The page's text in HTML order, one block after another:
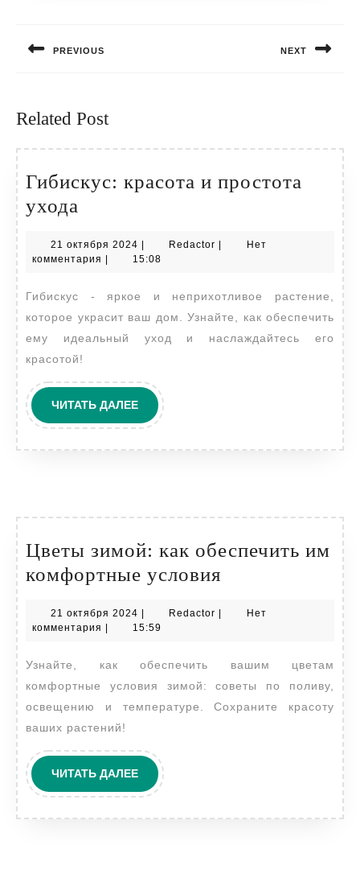
записям
PREVIOUS NEXT
Related Post
Гибискус: красота и простота
ухода
и
ухода
21 октября 2024 21
октября
Redactor Redactor
Нет
комментария
15:08
Гибискус - яркое и неприхотливое растение,
которое украсит ваш дом. Узнайте, как обеспечить
ему идеальный уход и наслаждайтесь его
красотой!
ЧИТАТЬ ДАЛЕЕЧИТАТЬ
ДАЛЕЕ
Цветы зимой: как обеспечить им
комфортные условия
как
им
комфортные
условия
21 октября 2024 21
октября
| Redactor Redactor
|
Нет
комментария | 15:59
Узнайте, как обеспечить вашим цветам
комфортные условия зимой: советы по поливу,
освещению и температуре. Сохраните красоту
ваших растений!
ЧИТАТЬ ДАЛЕЕЧИТАТЬ
ДАЛЕЕ